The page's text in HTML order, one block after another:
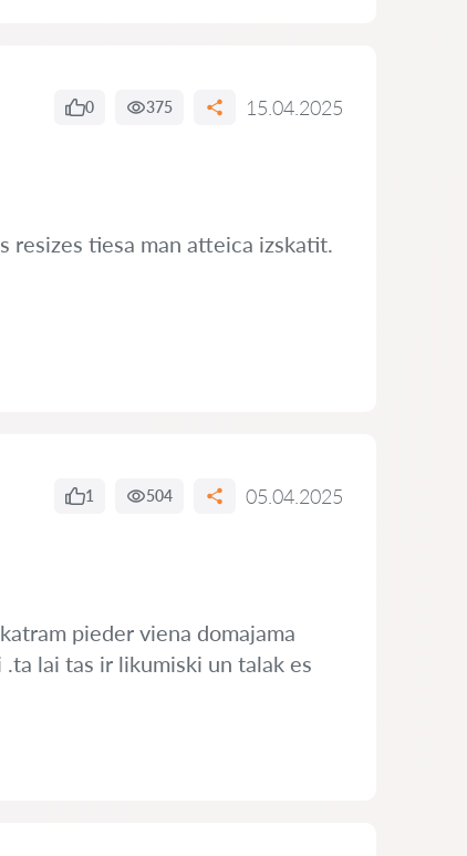
0 375 15.04.2025
resizes tiesa man atteica izskatit.
1 504 05.04.2025
pieder viena domajama
.ta lai tas ir likumiski un talak es